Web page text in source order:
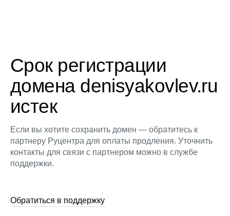
Срок регистрации
домена denisyakovlev.ru
истек
Если вы хотите сохранить домен — обратитесь к
партнеру Руцентра для оплаты продления. Уточнить
контакты для связи с партнером можно в службе
поддержки.
Обратиться в поддержку